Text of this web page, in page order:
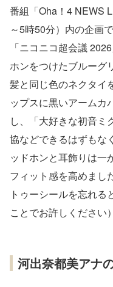
番組「Oha！4 NEWS
～5時50分）内の企画
「ニコニコ超会議
ホンをつけたブルーグ
髪と同じ色のネクタイ
ップスに黒いアームカ
し、「大好きな初音ミ
協などできるはずもな
ッドホンと耳飾りは一
フィット感を高めまし
トゥーシールを忘れ
ことでお許しください
河出奈都美アナ